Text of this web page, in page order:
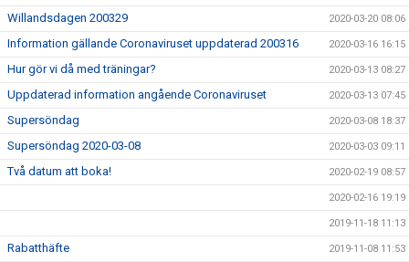
Willandsdagen 200329 2020-03-20 08:06
Information gällande Coronaviruset uppdaterad 200316 2020-03-16 16:15
Hur gör vi då med träningar? 2020-03-13 08:27
Uppdaterad information angående Coronaviruset 2020-03-13 07:45
Supersöndag 2020-03-08 18:37
Supersöndag 2020-03-08 2020-03-03 09:11
Två datum att boka! 2020-02-19 08:57
2020-02-16 19:19
2019-11-18 11:13
Rabatthäfte 2019-11-08 11:53